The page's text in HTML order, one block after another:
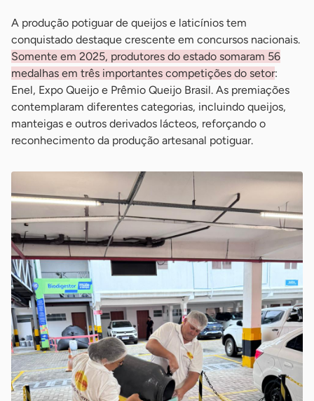
A produção potiguar de queijos e laticínios tem
conquistado destaque crescente em concursos nacionais.
Somente em 2025, produtores do estado somaram 56
medalhas em três importantes competições do setor:
Enel, Expo Queijo e Prêmio Queijo Brasil. As premiações
contemplaram diferentes categorias, incluindo queijos,
manteigas e outros derivados lácteos, reforçando o
reconhecimento da produção artesanal potiguar.